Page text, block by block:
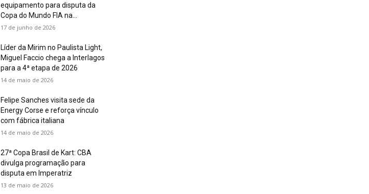
equipamento para disputa da
Copa do Mundo FIA na...
17 de junho de 2026
Líder da Mirim no Paulista Light,
Miguel Faccio chega a Interlagos
para a 4ª etapa de 2026
14 de maio de 2026
Felipe Sanches visita sede da
Energy Corse e reforça vínculo
com fábrica italiana
14 de maio de 2026
27ª Copa Brasil de Kart: CBA
divulga programação para
disputa em Imperatriz
13 de maio de 2026